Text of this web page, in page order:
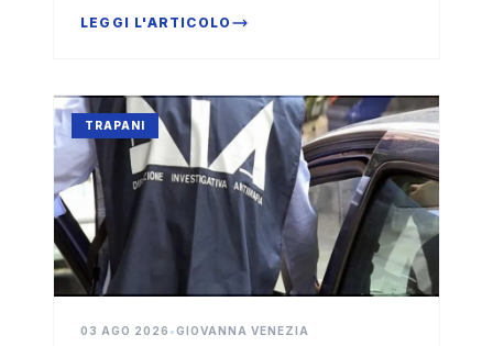
concreta possibilità di cura per d...
LEGGI L'ARTICOLO
TRAPANI
03 AGO 2026 •GIOVANNA VENEZIA